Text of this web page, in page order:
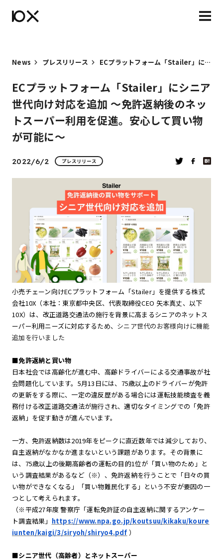
News プレスリリース ECプラットフォーム「Stailer」にシニア世代向け対応を追加 〜免許返納後のネットスーパー利用を促進。安心して買い物が可能に〜
ECプラットフォーム「Stailer」にシニア
世代向け対応を追加 〜免許返納後のネッ
トスーパー利用を促進。安心して買い物
が可能に〜
2022/6/2 プレスリリース
小売チェーン向けECプラットフォーム「Stailer」を提供する株式
会社10X（本社：東京都中央区、代表取締役CEO 矢本真丈、以下
10X）は、改正道路交通法の施行を背景に高まるシニアのネットス
ーパー利用ニーズに対応するため、 シニア世代のお客様向けに機能
追加を行いました
■免許返納と買い物
日本社会では高齢化が進む中、高齢ドライバーによる交通事故が社
会問題化しています。5月13日には、75歳以上のドライバーが免許
の更新をする際に、一定の違反歴がある場合には運転技能検査を義
務付ける改正道路交通法が施行され、適切なタイミングでの「免許
返納」を促す動きが進んでいます。
一方、免許返納数は2019年をピークに直近数年では減少しており、
自主返納がなかなか進まないという課題があります。その背景に
は、75歳以上の後期高齢者の運転の目的1位が「買い物のため」と
いう調査結果があるなど（※）、免許返納を行うことで「日々の買
い物ができなくなる」「買い物難民化する」という不安が要因の一
つとして考えられます。
（※平成27年度 警察庁「運転免許証の自主返納に関するアンケー
ト調査結果」 https://www.npa.go.jp/koutsuu/kikaku/koure
iunten/kaigi/3/siryoh/shiryo4.pdf ）
■シニア世代（高齢者）とネットスーパー